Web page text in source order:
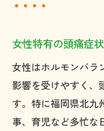
女性特有の頭痛症
女性はホルモンバラ
影響を受けやすく、
す。特に福岡県北九
事、育児など多忙な